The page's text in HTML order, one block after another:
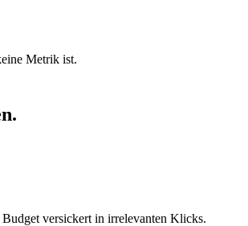
Metrik ist.
versickert in irrelevanten Klicks.